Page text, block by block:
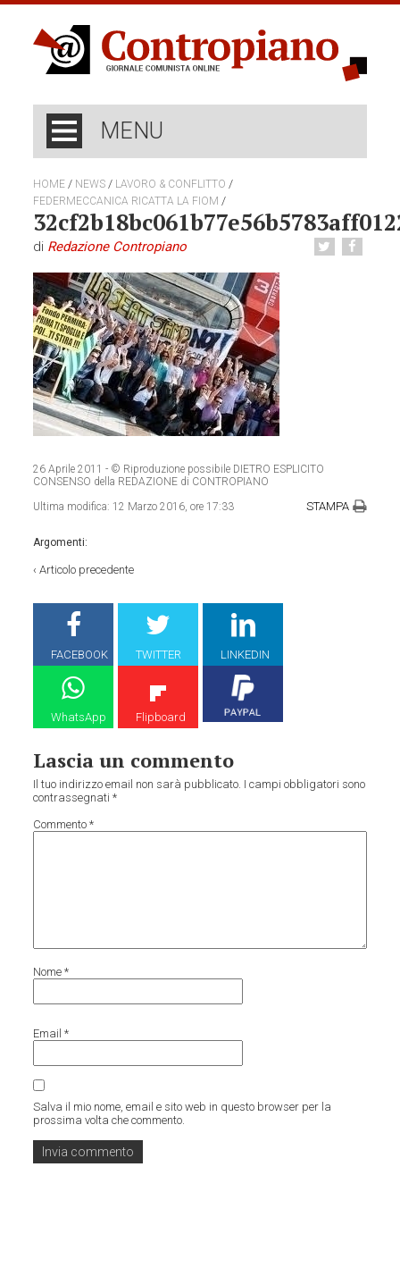
MENU
HOME / NEWS / LAVORO & CONFLITTO /
FEDERMECCANICA RICATTA LA FIOM /
di Redazione Contropiano
26 Aprile 2011 - © Riproduzione possibile DIETRO ESPLICITO
CONSENSO della REDAZIONE di CONTROPIANO
Ultima modifica: 12 Marzo 2016, ore 17:33 STAMPA
Argomenti:
‹Articolo precedente
FACEBOOK TWITTER LINKEDIN
WhatsApp Flipboard
Lascia un commento
Il tuo indirizzo email non sarà pubblicato. I campi obbligatori sono
contrassegnati*
Commento*
Nome*
Email*
Salva il mio nome, email e sito web in questo browser per la
prossima volta che commento.